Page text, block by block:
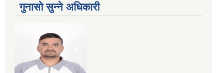
गुनासो सुन्ने अधिकारी